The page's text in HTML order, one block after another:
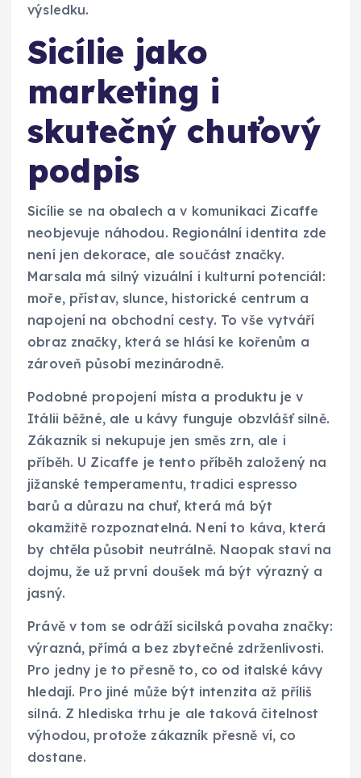
výsledku.
Sicílie jako
marketing i
skutečný chuťový
podpis
Sicílie se na obalech a v komunikaci Zicaffe
neobjevuje náhodou. Regionální identita zde
není jen dekorace, ale součást značky.
Marsala má silný vizuální i kulturní potenciál:
moře, přístav, slunce, historické centrum a
napojení na obchodní cesty. To vše vytváří
obraz značky, která se hlásí ke kořenům a
zároveň působí mezinárodně.
Podobné propojení místa a produktu je v
Itálii běžné, ale u kávy funguje obzvlášť silně.
Zákazník si nekupuje jen směs zrn, ale i
příběh. U Zicaffe je tento příběh založený na
jižanské temperamentu, tradici espresso
barů a důrazu na chuť, která má být
okamžitě rozpoznatelná. Není to káva, která
by chtěla působit neutrálně. Naopak staví na
dojmu, že už první doušek má být výrazný a
jasný.
Právě v tom se odráží sicilská povaha značky:
výrazná, přímá a bez zbytečné zdrženlivosti.
Pro jedny je to přesně to, co od italské kávy
hledají. Pro jiné může být intenzita až příliš
silná. Z hlediska trhu je ale taková čitelnost
výhodou, protože zákazník přesně ví, co
dostane.